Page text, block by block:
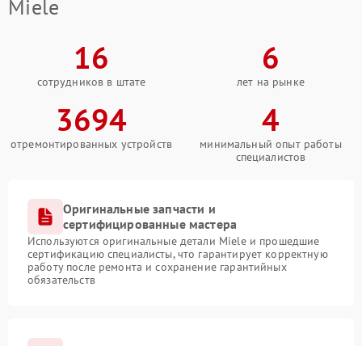
Miele
16
сотрудников в штате
6
лет на рынке
3694
отремонтированных устройств
4
минимальный опыт работы
специалистов
Оригинальные запчасти и
сертифицированные мастера
Используются оригинальные детали Miele и прошедшие
сертификацию специалисты, что гарантирует корректную
работу после ремонта и сохранение гарантийных
обязательств